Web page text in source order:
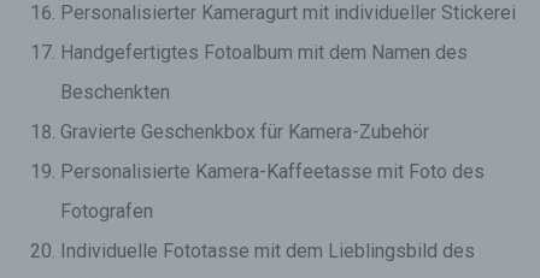
Personalisierter Kameragurt mit individueller Stickerei
Handgefertigtes Fotoalbum mit dem Namen des
Beschenkten
Gravierte Geschenkbox für Kamera-Zubehör
Personalisierte Kamera-Kaffeetasse mit Foto des
Fotografen
Individuelle Fototasse mit dem Lieblingsbild des